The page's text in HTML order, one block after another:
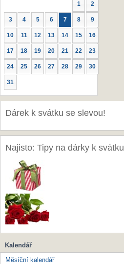
1 2
3 4 5 6 7 8 9
10 11 12 13 14 15 16
17 18 19 20 21 22 23
24 25 26 27 28 29 30
31
Dárek k svátku se slevou!
Najisto: Tipy na dárky k svátku
Kalendář
Měsíční kalendář